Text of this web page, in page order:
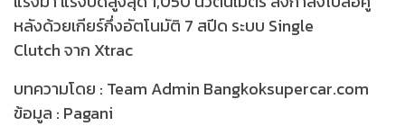
หลังด้วยเกียร์กึ่งอัตโนมัติ 7 สปีด ระบบ Single
Clutch จาก Xtrac
บทความโดย : Team Admin Bangkoksupercar.com
ข้อมูล : Pagani